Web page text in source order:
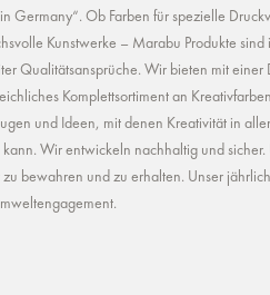
Germany“. Ob Farben für spezielle
Kunstwerke – Marabu Produkte
Qualitätsansprüche. Wir bieten mit einer
Komplettsortiment an
und Ideen, mit denen Kreativität in
Wir entwickeln nachhaltig und sicher.
zu bewahren und zu erhalten. Unser